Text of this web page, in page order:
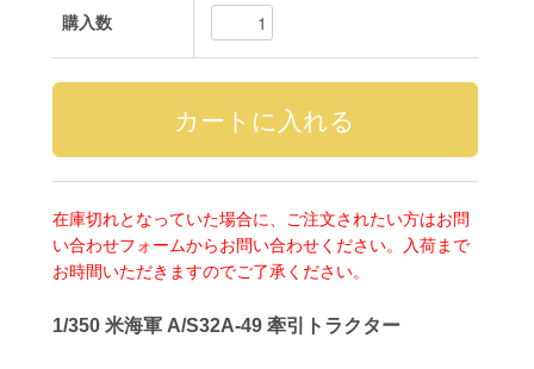
購入数
在庫切れとなっていた場合に、ご注文されたい方はお問
い合わせフォームからお問い合わせください。入荷まで
お時間いただきますのでご了承ください。
1/350 米海軍 A/S32A-49 牽引トラクター